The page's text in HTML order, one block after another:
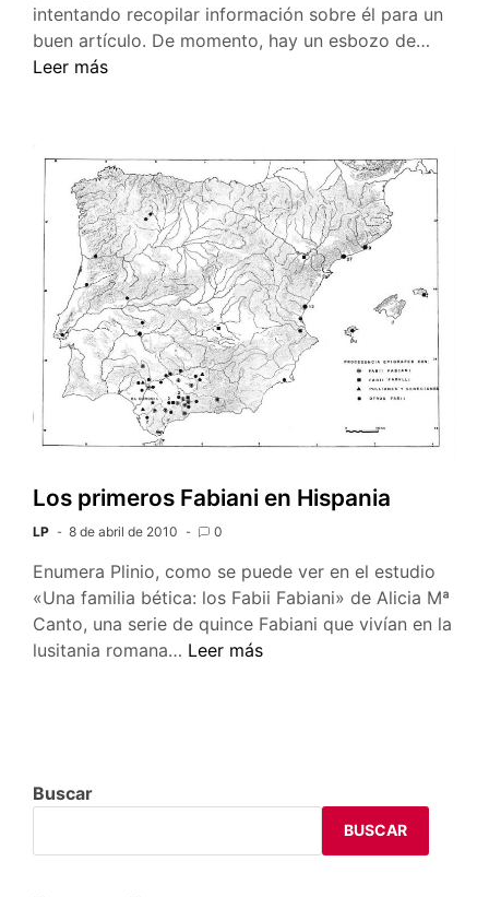
intentando recopilar información sobre él para un
buen artículo. De momento, hay un esbozo de…
Cabria
Leer más
Los primeros Fabiani en Hispania
LP 8 de abril de 2010 0
Enumera Plinio, como se puede ver en el estudio
«Una familia bética: los Fabii Fabiani» de Alicia Mª
Canto, una serie de quince Fabiani que vivían en la
lusitania romana… Los
Leer más
Buscar
BUSCAR